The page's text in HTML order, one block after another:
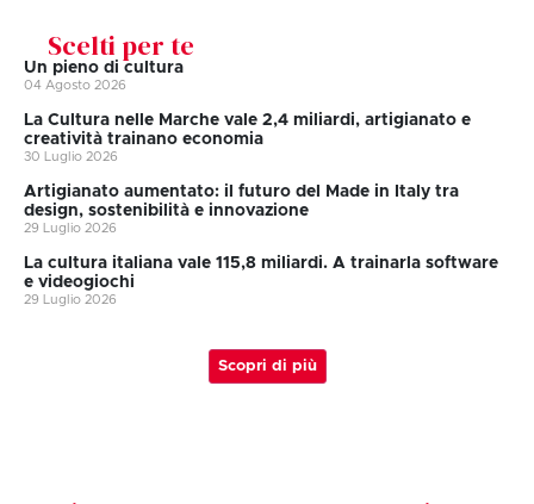
Scelti per te
Un pieno di cultura
04 Agosto 2026
La Cultura nelle Marche vale 2,4 miliardi, artigianato e
creatività trainano economia
30 Luglio 2026
Artigianato aumentato: il futuro del Made in Italy tra
design, sostenibilità e innovazione
29 Luglio 2026
La cultura italiana vale 115,8 miliardi. A trainarla software
e videogiochi
29 Luglio 2026
Scopri di più